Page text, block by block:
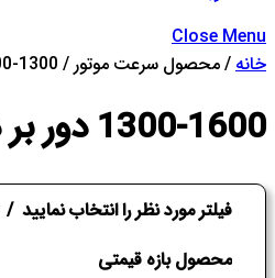
Close Menu
خانه / محصول سرعت موتور / 1300-1600 دور بر دقیقه
1300-1600 دور بر دقیقه
فیلتر مورد نظر را انتخاب نمایید
محصول بازه قیمتی